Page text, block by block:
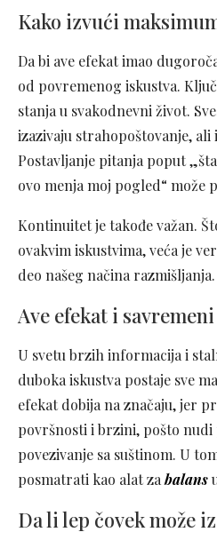
Kako izvući
Da bi ave efekat imao
od povremenog iskustva.
stanja u svakodnevni život.
izazivaju strahopoštovanje,
Postavljanje pitanja poput
ovo menja moj pogled“ može
Kontinuitet je takođe važan.
ovakvim iskustvima, veća je
deo našeg načina razmišljanja.
Ave efekat i
U svetu brzih informacija i
duboka iskustva postaje sve
efekat dobija na značaju, jer
površnosti i brzini, pošto
povezivanje sa suštinom. U
posmatrati kao alat zabalans
Da li lep čovek može